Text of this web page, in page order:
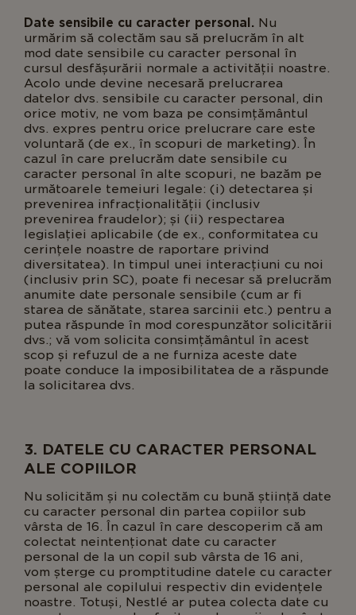
Date sensibile cu caracter personal. Nu
urmărim să colectăm sau să prelucrăm în alt
mod date sensibile cu caracter personal în
cursul desfășurării normale a activității noastre.
Acolo unde devine necesară prelucrarea
datelor dvs. sensibile cu caracter personal, din
orice motiv, ne vom baza pe consimțământul
dvs. expres pentru orice prelucrare care este
voluntară (de ex., în scopuri de marketing). În
cazul în care prelucrăm date sensibile cu
caracter personal în alte scopuri, ne bazăm pe
următoarele temeiuri legale: (i) detectarea și
prevenirea infracționalității (inclusiv
prevenirea fraudelor); și (ii) respectarea
legislației aplicabile (de ex., conformitatea cu
cerințele noastre de raportare privind
diversitatea). In timpul unei interacțiuni cu noi
(inclusiv prin SC), poate fi necesar să prelucrăm
anumite date personale sensibile (cum ar fi
starea de sănătate, starea sarcinii etc.) pentru a
putea răspunde în mod corespunzător solicitării
dvs.; vă vom solicita consimțământul în acest
scop și refuzul de a ne furniza aceste date
poate conduce la imposibilitatea de a răspunde
la solicitarea dvs.
3. DATELE CU CARACTER PERSONAL
ALE COPIILOR
Nu solicităm și nu colectăm cu bună știință date
cu caracter personal din partea copiilor sub
vârsta de 16. În cazul în care descoperim că am
colectat neintenționat date cu caracter
personal de la un copil sub vârsta de 16 ani,
vom șterge cu promptitudine datele cu caracter
personal ale copilului respectiv din evidențele
noastre. Totuși, Nestlé ar putea colecta date cu